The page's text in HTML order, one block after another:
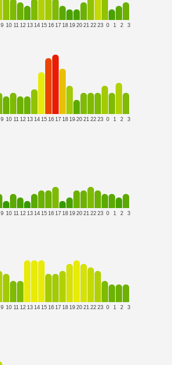
9 10 11 12 13 14 15 16 17 18 19 20 21 22 23 0 1 2 3
9 10 11 12 13 14 15 16 17 18 19 20 21 22 23 0 1 2 3
9 10 11 12 13 14 15 16 17 18 19 20 21 22 23 0 1 2 3
9 10 11 12 13 14 15 16 17 18 19 20 21 22 23 0 1 2 3